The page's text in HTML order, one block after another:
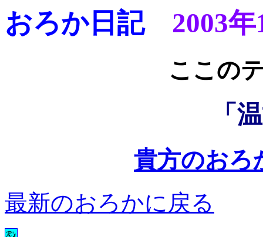
おろか日記 2003
ここ
「
貴方のおろ
最新のおろかに戻る